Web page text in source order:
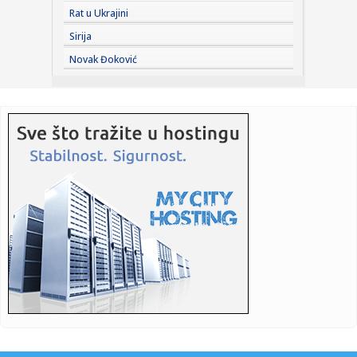
23:24:Ako ste planirali da kupite polovan automobil u Nemačkoj,
pogled...
23:22:KAKVA PORUKA PRED NASTAVAK SEZONE: Srbija nadigrala
Rusiju posle ...
23:21: Krvoproliće u Gracu: Turčin izbo muškarca iz BiH i još
dvojic...
23:21:
šta...
23:21:Pucano na vilu bogatog srpskog trgovca nekretninama u
Minhenu
23:21:Ako vam nije do vježbanja, ova dvominutna aktivnost može
biti o...
23:21:Teška saobraćajka u Prijedoru: Povrijeđen vozač motora
Rat u Ukrajini
Sirija
Novak Đoković